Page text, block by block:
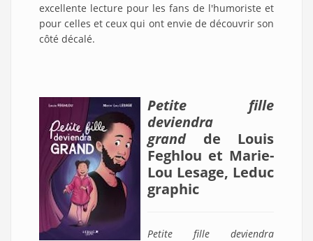
excellente lecture pour les fans de l'humoriste et
pour celles et ceux qui ont envie de découvrir son
côté décalé.
Petite fille
deviendra
grand
de Louis
Feghlou et Marie-
Lou Lesage, Leduc
graphic
Petite fille deviendra